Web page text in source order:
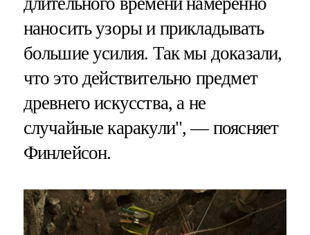
наносить узоры и прикладывать
большие усилия. Так мы доказали,
что это действительно предмет
древнего искусства, а не
случайные каракули", — поясняет
Финлейсон.